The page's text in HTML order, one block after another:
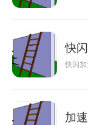
快
快闪
加